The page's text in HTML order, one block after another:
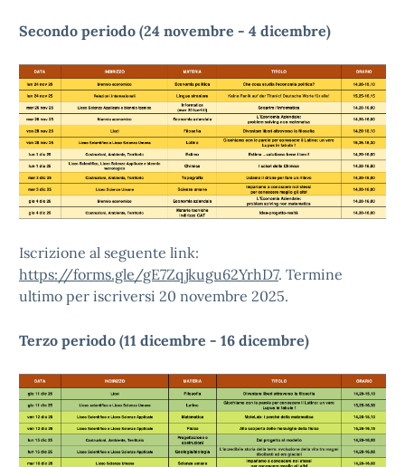
Secondo periodo (24 novembre - 4 dicembre)
Iscrizione al seguente link:
https://forms.gle/gE7Zqjkugu62YrhD7. Termine
ultimo per iscriversi 20 novembre 2025.
Terzo periodo (11 dicembre - 16 dicembre)